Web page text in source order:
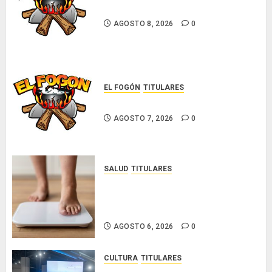
AGOSTO 8, 2026 0
EL FOGÓN TITULARES
AGOSTO 7, 2026 0
SALUD TITULARES
AGOSTO 6, 2026 0
CULTURA TITULARES